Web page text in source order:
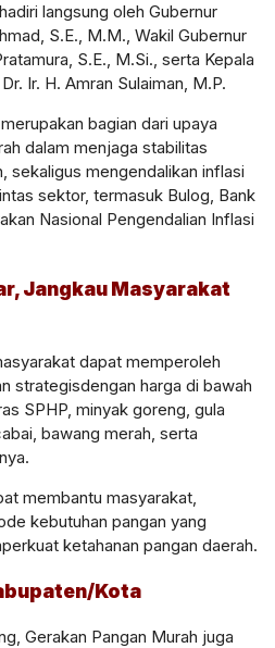
langsung oleh Gubernur
S.E., M.M., Wakil Gubernur
S.E., M.Si., serta Kepala
Ir. H. Amran Sulaiman, M.P.
bagian dari upaya
dalam menjaga stabilitas
, sekaligus mengendalikan inflasi
sektor, termasuk Bulog, Bank
Nasional Pengendalian Inflasi
Jangkau Masyarakat
dapat memperoleh
strategisdengan harga di bawah
SPHP, minyak goreng, gula
bawang merah, serta
membantu masyarakat,
kebutuhan pangan yang
ketahanan pangan daerah.
Kota
Gerakan Pangan Murah juga